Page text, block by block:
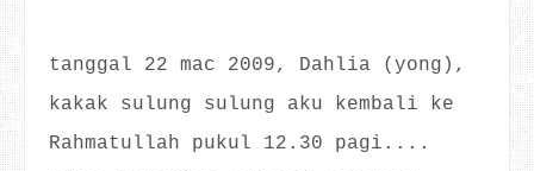
tanggal 22 mac 2009, Dahlia (yong),
kakak sulung sulung aku kembali ke
Rahmatullah pukul 12.30 pagi....